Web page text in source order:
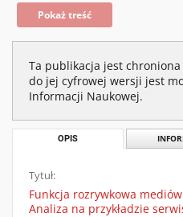
Pokaż treść
Ta publikacja jest
do jej cyfrowej wersji jest
Informacji Naukowej.
OPIS
Tytuł:
Funkcja rozrywkowa
Analiza na przykładzie